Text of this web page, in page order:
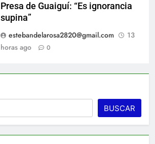
Presa de Guaiguí: “Es ignorancia
supina”
estebandelarosa2820@gmail.com
13
horas ago
0
BUSCAR